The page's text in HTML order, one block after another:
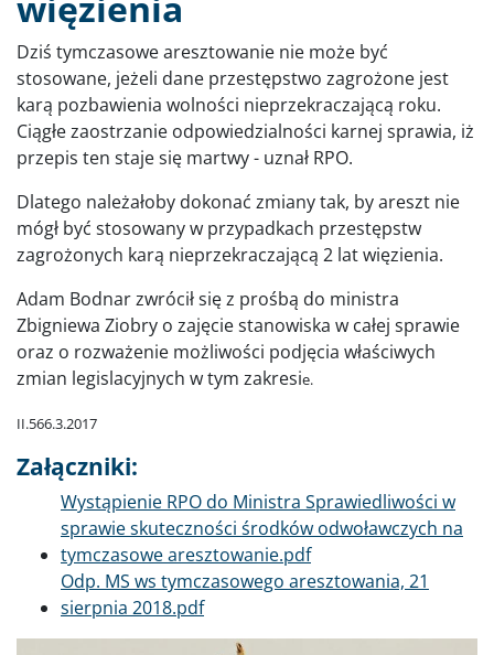
Dziś tymczasowe aresztowanie nie może być
stosowane, jeżeli dane przestępstwo zagrożone jest
karą pozbawienia wolności nieprzekraczającą roku.
Ciągłe zaostrzanie odpowiedzialności karnej sprawia, iż
przepis ten staje się martwy - uznał RPO.
Dlatego należałoby dokonać zmiany tak, by areszt nie
mógł być stosowany w przypadkach przestępstw
zagrożonych karą nieprzekraczającą 2 lat więzienia.
Adam Bodnar zwrócił się z prośbą do ministra
Zbigniewa Ziobry o zajęcie stanowiska w całej sprawie
oraz o rozważenie możliwości podjęcia właściwych
zmian legislacyjnych w tym zakresie.
II.566.3.2017
Załączniki:
Dokument
Wystąpienie RPO do Ministra Sprawiedliwości w
sprawie skuteczności środków odwoławczych na
tymczasowe aresztowanie.pdf
Dokument
Odp. MS ws tymczasowego aresztowania, 21
sierpnia 2018.pdf